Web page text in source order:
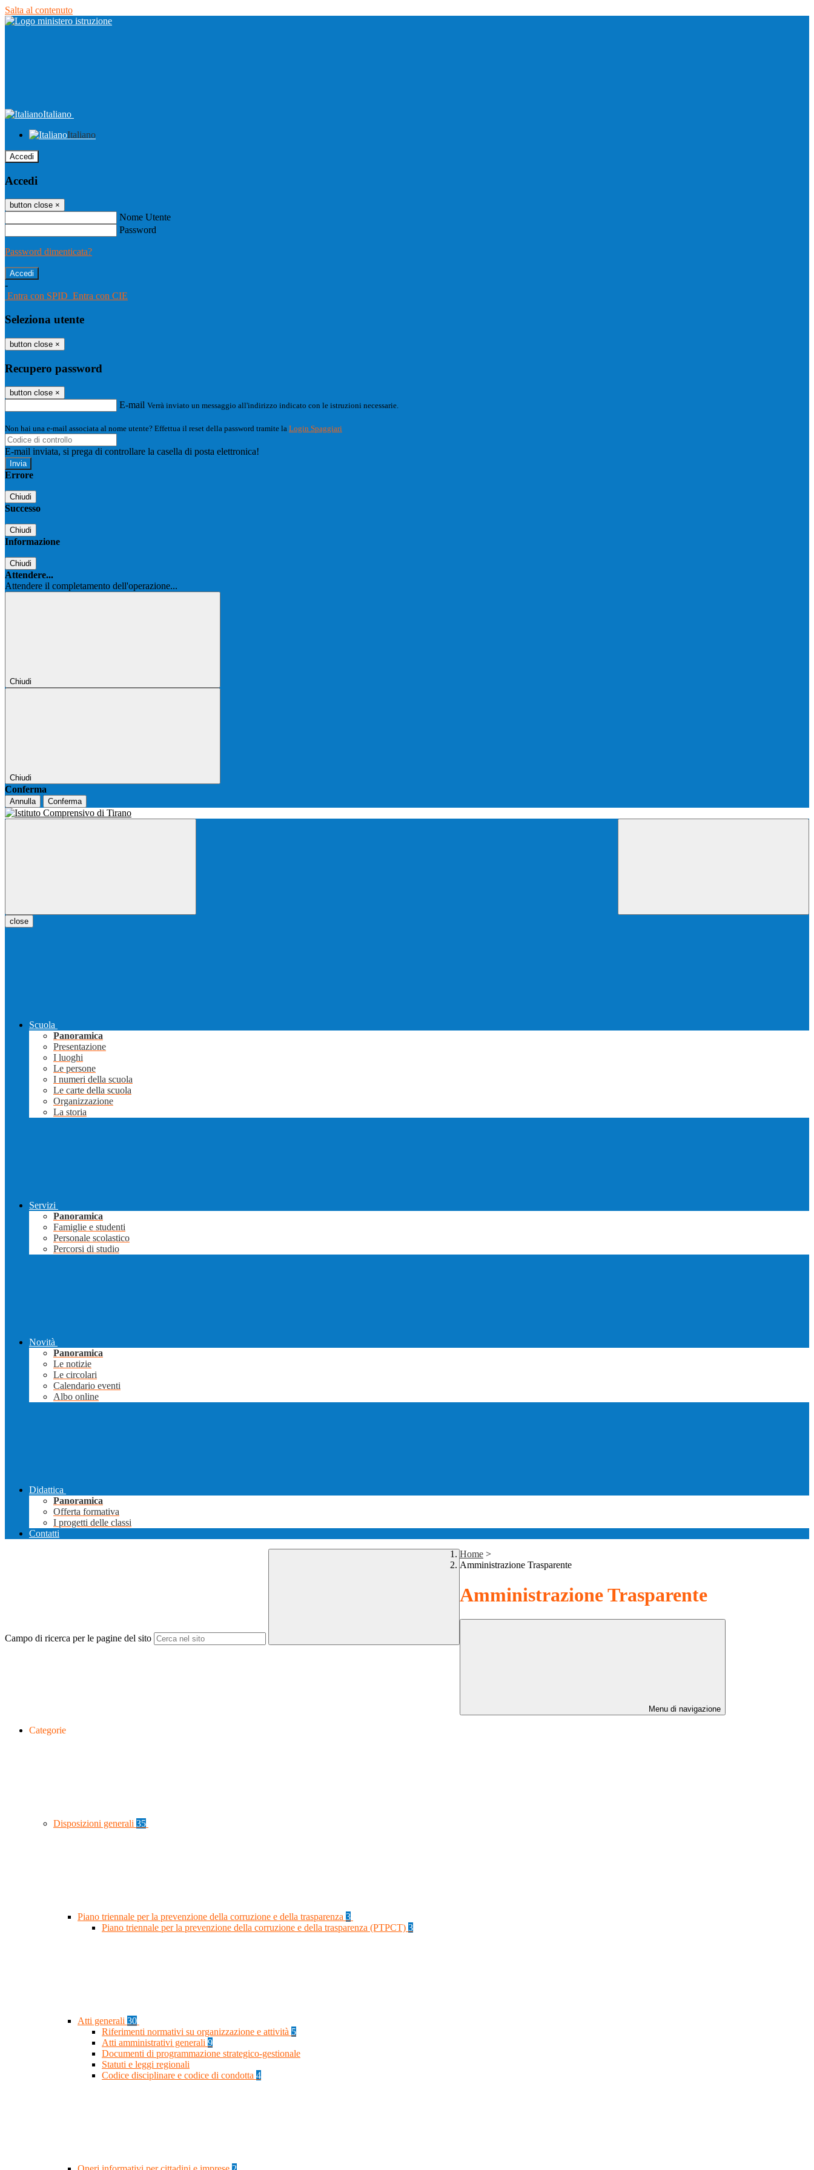
Salta al contenuto
Italiano
Italiano
Accedi
Accedi
button close ×
Nome Utente
Password
Password dimenticata?
-
Entra con SPID Entra con CIE
Seleziona utente
button close ×
Recupero password
button close ×
E-mail Verrà inviato un messaggio all'indirizzo indicato con le istruzioni necessarie.
Non hai una e-mail associata al nome utente? Effettua il reset della password tramite la Login Spaggiari
E-mail inviata, si prega di controllare la casella di posta elettronica!
Errore
Chiudi
Successo
Chiudi
Informazione
Chiudi
Attendere...
Attendere il completamento dell'operazione...
Chiudi
Chiudi
Conferma
Annulla Conferma
close
Scuola
Panoramica
Presentazione
I luoghi
Le persone
I numeri della scuola
Le carte della scuola
Organizzazione
La storia
Servizi
Panoramica
Famiglie e studenti
Personale scolastico
Percorsi di studio
Novità
Panoramica
Le notizie
Le circolari
Calendario eventi
Albo online
Didattica
Panoramica
Offerta formativa
I progetti delle classi
Contatti
Campo di ricerca per le pagine del sito
Home >
Amministrazione Trasparente
Amministrazione Trasparente
Menu di navigazione
Categorie
Disposizioni generali 35
Piano triennale per la prevenzione della corruzione e della trasparenza 3
Piano triennale per la prevenzione della corruzione e della trasparenza (PTPCT) 3
Atti generali 30
Riferimenti normativi su organizzazione e attività 5
Atti amministrativi generali 9
Documenti di programmazione strategico-gestionale
Statuti e leggi regionali
Codice disciplinare e codice di condotta 4